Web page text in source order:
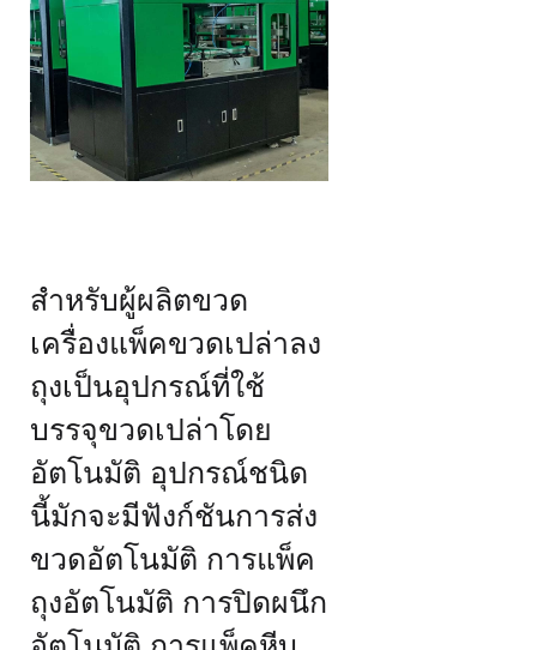
สำหรับผู้ผลิตขวด
เครื่องแพ็คขวดเปล่าลง
ถุงเป็นอุปกรณ์ที่ใช้
บรรจุขวดเปล่าโดย
อัตโนมัติ อุปกรณ์ชนิด
นี้มักจะมีฟังก์ชันการส่ง
ขวดอัตโนมัติ การแพ็ค
ถุงอัตโนมัติ การปิดผนึก